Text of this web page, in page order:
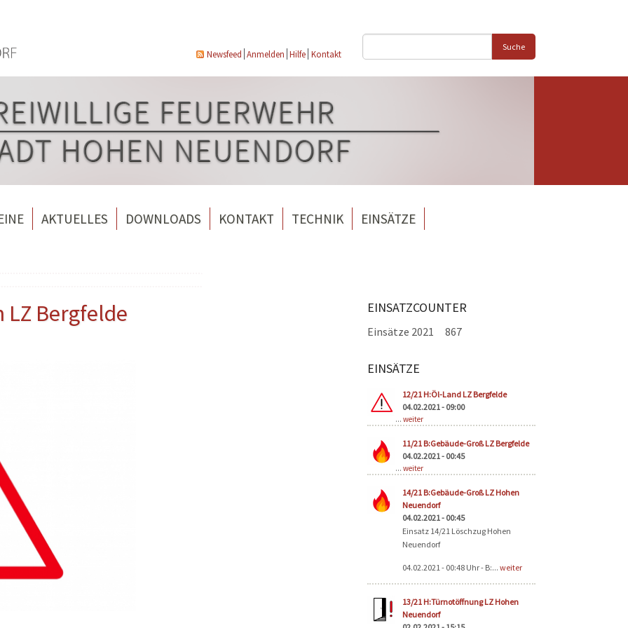
Newsfeed Anmelden Hilfe Kontakt
Suche
AKTUELLES DOWNLOADS KONTAKT TECHNIK EINSÄTZE
LZ Bergfelde EINSATZCOUNTER
Einsätze 2021 867
EINSÄTZE
12/21 H:Öl-Land LZ Bergfelde
04.02.2021 - 09:00
... weiter
11/21 B:Gebäude-Groß LZ Bergfelde
04.02.2021 - 00:45
... weiter
14/21 B:Gebäude-Groß LZ Hohen
Neuendorf
04.02.2021 - 00:45
Einsatz 14/21 Löschzug Hohen
Neuendorf
04.02.2021 - 00:48 Uhr - B:... weiter
13/21 H:Türnotöffnung LZ Hohen
Neuendorf
Seiten